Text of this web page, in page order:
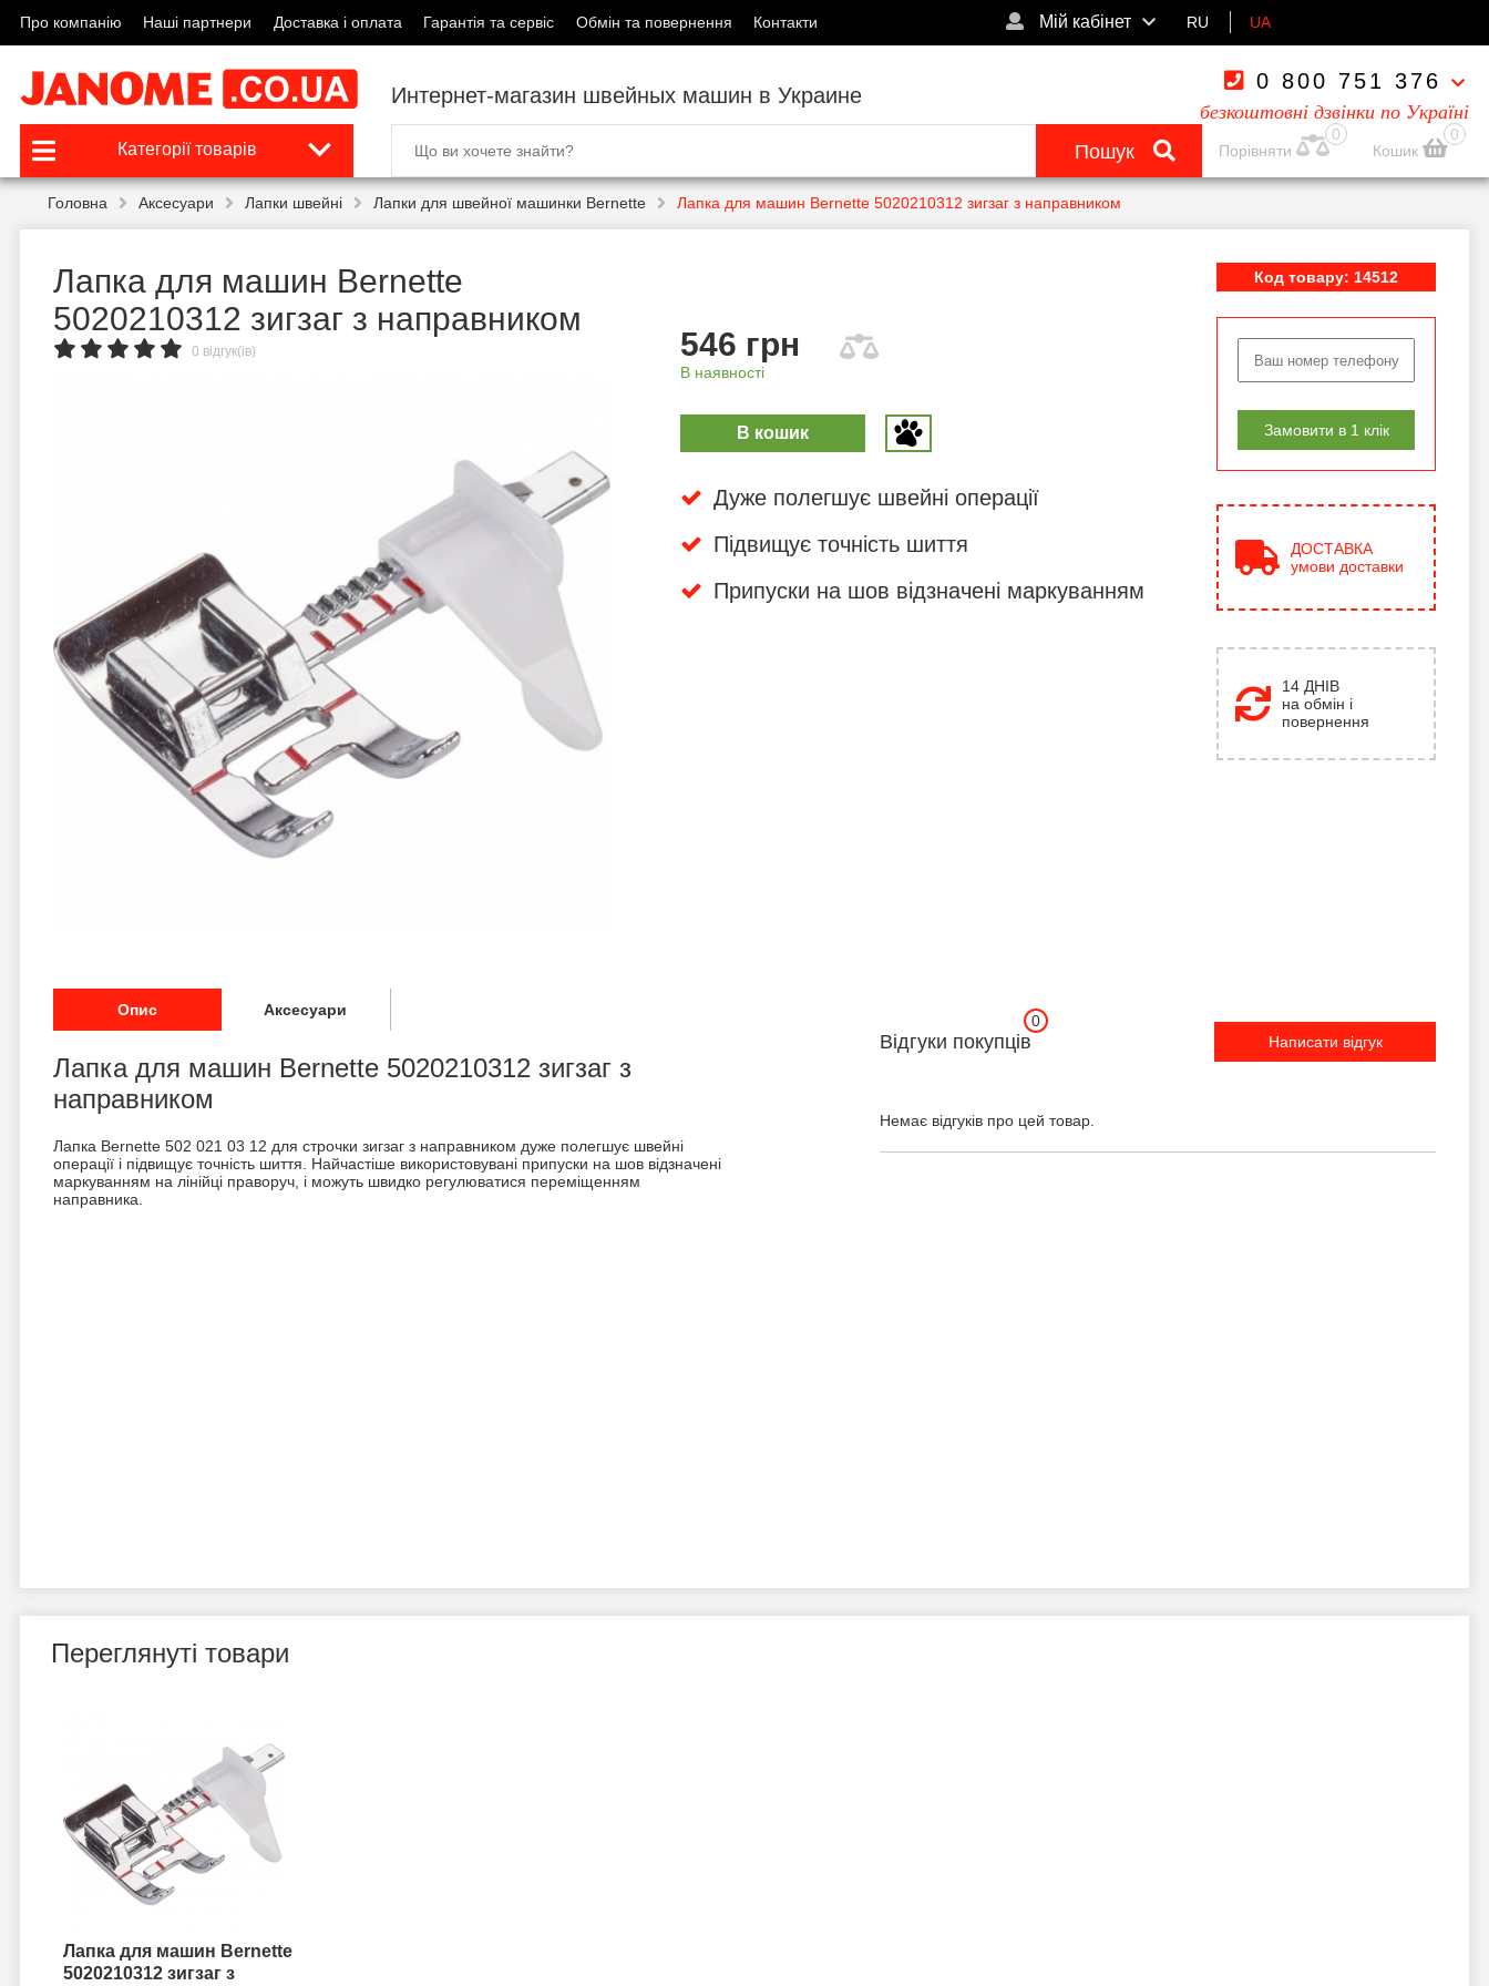
Про компанію Наші партнери Доставка і оплата Гарантія та сервіс Обмін та повернення Контакти Мій кабінет RU UA
Интернет-магазин швейных машин в Украине
0 800 751 376
безкоштовні дзвінки по Україні
Категорії товарів Пошук
0
Порівняти
0
Кошик
Головна Аксесуари Лапки швейні Лапки для швейної машинки Bernette Лапка для машин Bernette 5020210312 зигзаг з направником
Лапка для машин Bernette
5020210312 зигзаг з направником
0 відгук(ів) 546 грн
В наявності
В кошик
Дуже полегшує швейні операції
Підвищує точність шиття
Припуски на шов відзначені маркуванням
Код товару: 14512
Замовити в 1 клік
ДОСТАВКА
умови доставки
14 ДНІВ
на обмін і
повернення
Опис Аксесуари
Лапка для машин Bernette 5020210312 зигзаг з
направником
Лапка Bernette 502 021 03 12 для строчки зигзаг з направником дуже полегшує швейні
операції і підвищує точність шиття. Найчастіше використовувані припуски на шов відзначені
маркуванням на лінійці праворуч, і можуть швидко регулюватися переміщенням
направника.
Відгуки покупців
0
Написати відгук
Немає відгуків про цей товар.
Переглянуті товари
Лапка для машин Bernette
5020210312 зигзаг з